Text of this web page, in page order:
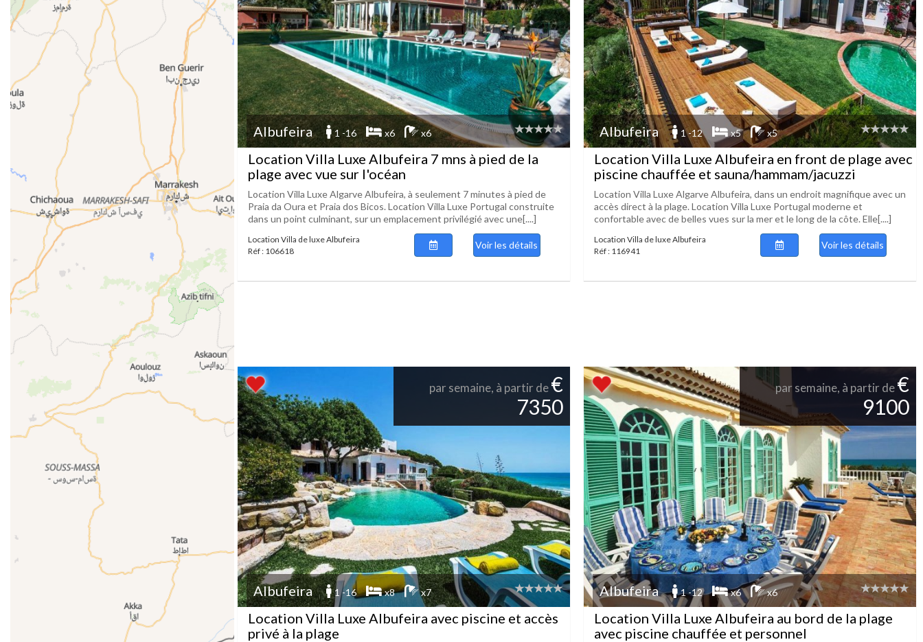
Albufeira 1 -16 x6 x6
Location Villa Luxe Albufeira 7 mns à pied de la
plage avec vue sur l'océan
Location Villa Luxe Algarve Albufeira, à seulement 7 minutes à pied de
Praia da Oura et Praia dos Bicos. Location Villa Luxe Portugal construite
dans un point culminant, sur un emplacement privilégié avec une[....]
Location Villa de luxe Albufeira
Réf : 106618
Voir les détails
Albufeira 1 -12 x5 x5
Location Villa Luxe Albufeira en front de plage avec
piscine chauffée et sauna/hammam/jacuzzi
Location Villa Luxe Algarve Albufeira, dans un endroit magnifique avec un
accès direct à la plage. Location Villa Luxe Portugal moderne et
confortable avec de belles vues sur la mer et le long de la côte. Elle[....]
Location Villa de luxe Albufeira
Réf : 116941
Voir les détails
par semaine, à partir de€
7350
Albufeira 1 -16 x8 x7
Location Villa Luxe Albufeira avec piscine et accès
privé à la plage
par semaine, à partir de€
9100
Albufeira 1 -12 x6 x6
Location Villa Luxe Albufeira au bord de la plage
avec piscine chauffée et personnel